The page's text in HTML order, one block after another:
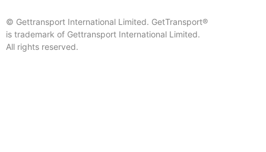
© Gettransport International Limited. GetTransport®
is trademark of Gettransport International Limited.
All rights reserved.